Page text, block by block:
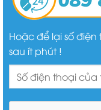
Hoặc để lại số
sau ít phút !